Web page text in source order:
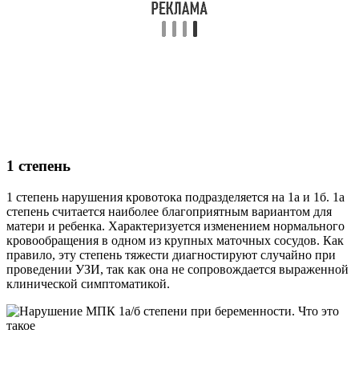
1 степень
1 степень нарушения кровотока подразделяется на 1а и 1б. 1а
степень считается наиболее благоприятным вариантом для
матери и ребенка. Характеризуется изменением нормального
кровообращения в одном из крупных маточных сосудов. Как
правило, эту степень тяжести диагностируют случайно при
проведении УЗИ, так как она не сопровождается выраженной
клинической симптоматикой.